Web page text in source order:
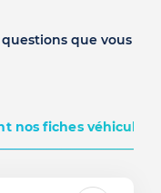
que vous
nos fiches véhicules